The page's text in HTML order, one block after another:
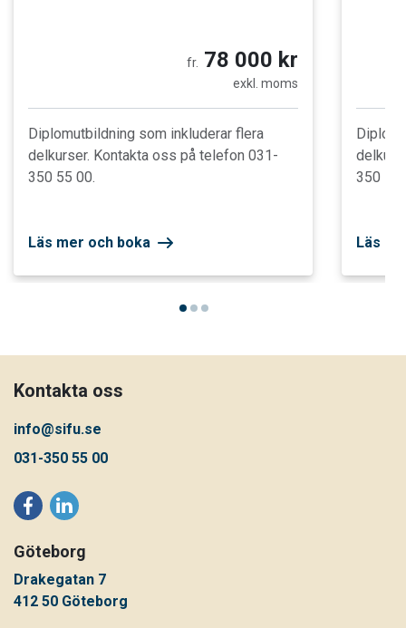
fr. 78 000 kr
exkl. moms
Diplomutbildning som inkluderar flera
delkurser. Kontakta oss på telefon 031-
350 55 00.
Läs mer och boka
350 55
Läs
Kontakta oss
info@sifu.se
031-350 55 00
Göteborg
Drakegatan 7
412 50 Göteborg